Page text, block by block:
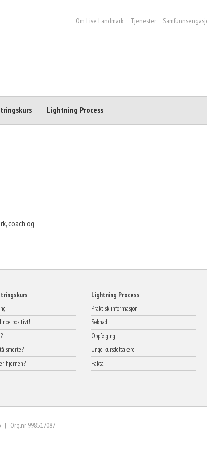
Om Live Landmark Tjenester
Lightning Process
coach og
noe positivt!
smerte?
hjernen?
Lightning Process
Praktisk informasjon
Søknad
Oppfølging
Unge kursdeltakere
Fakta
Org.nr 998517087